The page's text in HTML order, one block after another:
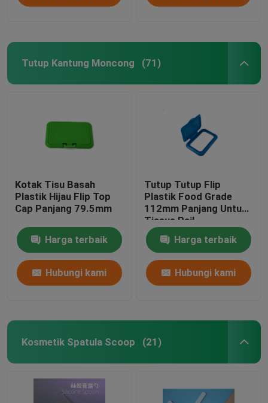
Tutup Kantung Moncong (71)
Kotak Tisu Basah
Plastik Hijau Flip Top
Cap Panjang 79.5mm
Harga terbaik
Hubungi kami
Tutup Tutup Flip
Plastik Food Grade
112mm Panjang Untuk
Tissue Pail
Harga terbaik
Hubungi kami
Kosmetik Spatula Scoop (21)